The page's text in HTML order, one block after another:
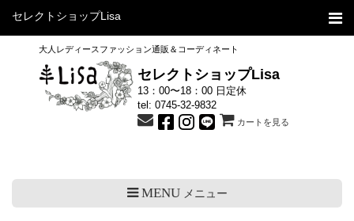
セレクトショップLisa
大人レディースファッション通販＆コーディネート
セレクトショップLisa
13：00〜18：00 日定休
tel: 0745-32-9832
カートを見る
MENUメニュー